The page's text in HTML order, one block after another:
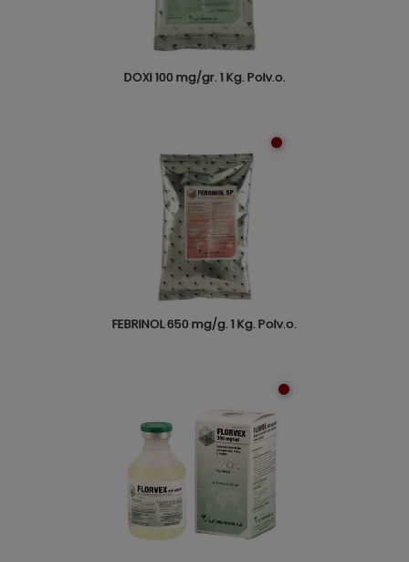
DOXI 100 mg/gr. 1 Kg. Polv.o.
FEBRINOL 650 mg/g. 1 Kg. Polv.o.